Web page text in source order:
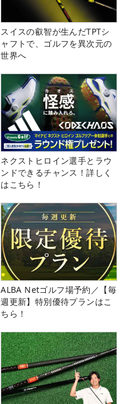
スイスの叡智が生んだTPTシ
ャフトで、ゴルフを異次元の
世界へ
ネクストヒロイン選手とラウ
ンドできるチャンス！詳しく
はこちら！
ALBA Netゴルフ場予約／【毎
週更新】特別優待プランはこ
ちら！